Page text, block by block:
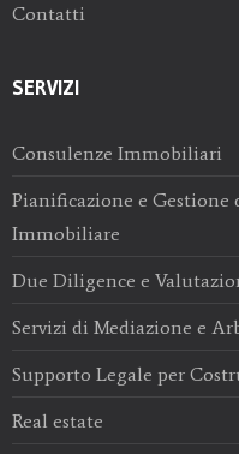
Contatti
SERVIZI
Consulenze Immobiliari
Pianificazione e
Immobiliare
Due Diligence e
Servizi di Mediazione e
Supporto Legale per
Real estate